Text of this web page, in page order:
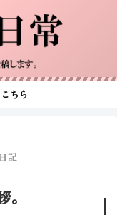
ちら
記